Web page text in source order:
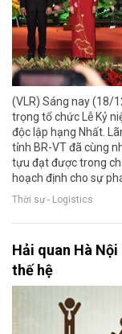
(VLR) Sáng nay (18/
trọng tổ chức Lễ Kỷ
độc lập hạng Nhất.
tỉnh BR-VT đã cùng
tựu đạt được trong
hoạch định cho sự
Thời sự - Logistics
Hải quan Hà
thế hệ